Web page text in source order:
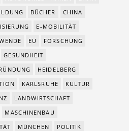
BÜCHER
CHINA
E-MOBILITÄT
EU
FORSCHUNG
GESUNDHEIT
HEIDELBERG
KARLSRUHE
KULTUR
LANDWIRTSCHAFT
MASCHINENBAU
MÜNCHEN POLITIK